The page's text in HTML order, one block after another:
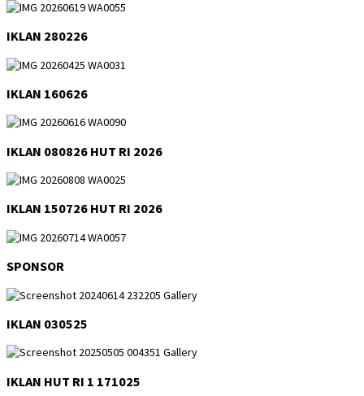
IKLAN 280226
IKLAN 160626
IKLAN 080826 HUT RI 2026
IKLAN 150726 HUT RI 2026
SPONSOR
IKLAN 030525
IKLAN HUT RI 1 171025